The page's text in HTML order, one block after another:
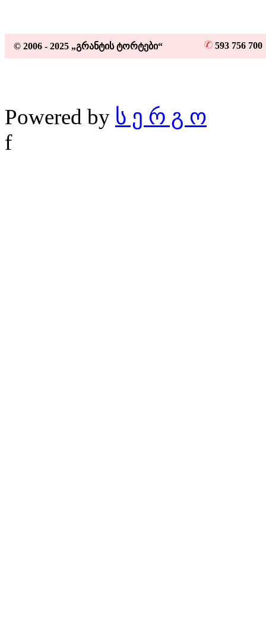
© 2006 - 2025 „გრანტის ტორტები“ 593 756
Powered by ს ე რ გ ო
f